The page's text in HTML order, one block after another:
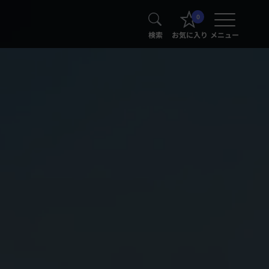
検索
0
お気に入り メニュー